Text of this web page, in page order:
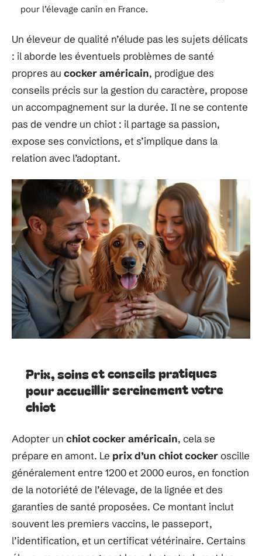
pour l’élevage canin en France.
Un éleveur de qualité n’élude pas les sujets délicats
: il aborde les éventuels problèmes de santé
propres au cocker américain, prodigue des
conseils précis sur la gestion du caractère, propose
un accompagnement sur la durée. Il ne se contente
pas de vendre un chiot : il partage sa passion,
expose ses convictions, et s’implique dans la
relation avec l’adoptant.
Prix, soins et conseils pratiques
pour accueillir sereinement votre
chiot
Adopter un chiot cocker américain, cela se
prépare en amont. Le prix d’un chiot cockeroscille
généralement entre 1200 et 2000 euros, en fonction
de la notoriété de l’élevage, de la lignée et des
garanties de santé proposées. Ce montant inclut
souvent les premiers vaccins, le passeport,
l’identification, et un certificat vétérinaire. Certains